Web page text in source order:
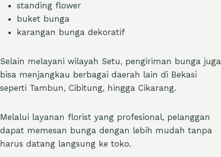
standing flower
buket bunga
karangan bunga dekoratif
Selain melayani wilayah Setu, pengiriman bunga juga
bisa menjangkau berbagai daerah lain di Bekasi
seperti Tambun, Cibitung, hingga Cikarang.
Melalui layanan florist yang profesional, pelanggan
dapat memesan bunga dengan lebih mudah tanpa
harus datang langsung ke toko.